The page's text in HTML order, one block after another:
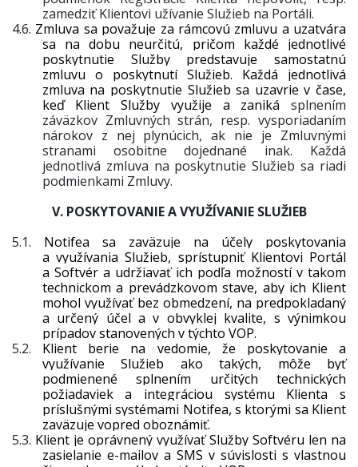
zamedziť Klientovi užívanie Služieb na Portáli.
4.6. Zmluva sa považuje za rámcovú zmluvu a uzatvára
sa na dobu neurčitú, pričom každé jednotlivé
poskytnutie Služby predstavuje samostatnú
zmluvu o poskytnutí Služieb. Každá jednotlivá
zmluva na poskytnutie Služieb sa uzavrie v čase,
keď Klient Služby využije a zaniká splnením
záväzkov Zmluvných strán, resp. vysporiadaním
nárokov z nej plynúcich, ak nie je Zmluvnými
stranami osobitne dojednané inak. Každá
jednotlivá zmluva na poskytnutie Služieb sa riadi
podmienkami Zmluvy.
V. POSKYTOVANIE A VYUŽÍVANIE SLUŽIEB
5.1. Notifea sa zaväzuje na účely poskytovania
a využívania Služieb, sprístupniť Klientovi Portál
a Softvér a udržiavať ich podľa možností v takom
technickom a prevádzkovom stave, aby ich Klient
mohol využívať bez obmedzení, na predpokladaný
a určený účel a v obvyklej kvalite, s výnimkou
prípadov stanovených v týchto VOP.
5.2. Klient berie na vedomie, že poskytovanie a
využívanie Služieb ako takých, môže byť
podmienené splnením určitých technických
požiadaviek a integráciou systému Klienta s
príslušnými systémami Notifea, s ktorými sa Klient
zaväzuje vopred oboznámiť.
5.3. Klient je oprávnený využívať Služby Softvéru len na
zasielanie e-mailov a SMS v súvislosti s vlastnou